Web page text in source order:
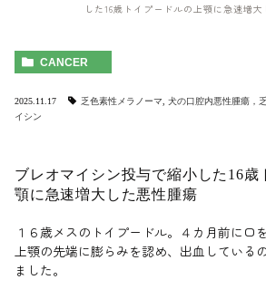
した16歳トイプードルの上顎に急速増
CANCER
2025.11.17 乏色素性メラノーマ
犬の口腔内悪性腫瘍，
イシン
ブレオマイシン投与で縮小した16歳
顎に急速増大した悪性腫瘍
１６歳メスのトイプードル。４カ月前に口
上顎の先端に膨らみを認め、出血している
ました。